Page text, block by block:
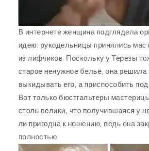
В интернете женщина подглядела
идею: рукодельницы принялись
из лифчиков. Поскольку у Терезы
старое ненужное бельё, она решила
выкидывать его, а приспособить
Вот только бюстгальтеры
столь велики, что получившаяся у
ли пригодна к ношению, ведь она
полностью.